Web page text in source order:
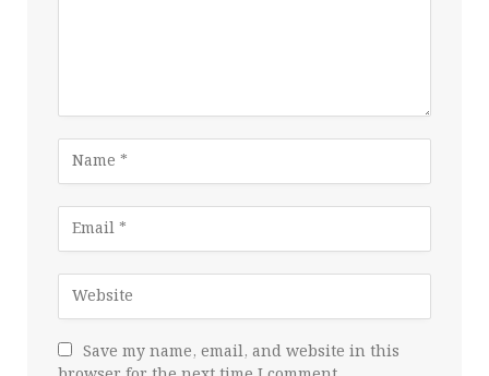
Save my name, email, and website in this